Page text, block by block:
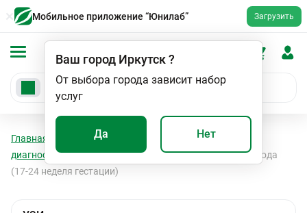
Мобильное приложение “Юнилаб” Загрузить
Ваш город Иркутск?
От выбора города зависит набор
услуг
Да Нет
Главная Мед. услуги
УЗИ в пренатальной
диагностике
Ультразвуковое исследование пола плода
(17-24 неделя гестации)